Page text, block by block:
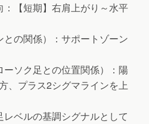
：【短期】右肩上がり～水平
との関係）：サポートゾーン
ーソク足との位置関係）：陽
、プラス2シグマラインを上
レベルの基調シグナルとして